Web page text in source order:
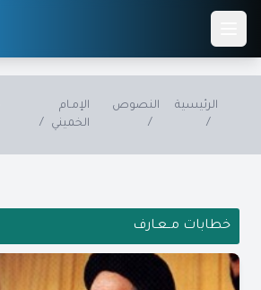
Skip to main content
الرئيسية
/
النصوص
/
الإمـام
الخميني
/
خطابات مــعـارف